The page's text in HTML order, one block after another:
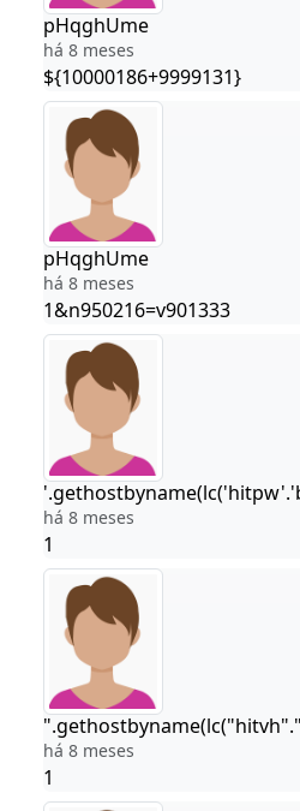
pHqghUme
há 8 meses
${10000186+9999131}
pHqghUme
há 8 meses
1&n950216=v901333
há 8 meses
1
há 8 meses
1